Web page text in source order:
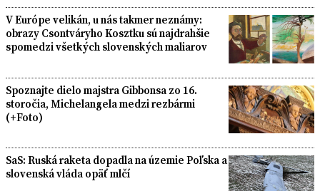
V Európe velikán, u nás takmer neznámy:
obrazy Csontváryho Kosztku sú najdrahšie
spomedzi všetkých slovenských maliarov
Spoznajte dielo majstra Gibbonsa zo 16.
storočia, Michelangela medzi rezbármi
(+Foto)
SaS: Ruská raketa dopadla na územie Poľska a
slovenská vláda opäť mlčí